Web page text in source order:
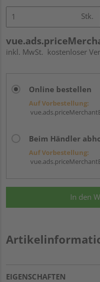
Stk.
inkl. MwSt. kostenloser
Online bestellen
Auf Vorbestellung:
Beim Händler
Auf Vorbestellung:
In den
EIGENSCHAFTEN